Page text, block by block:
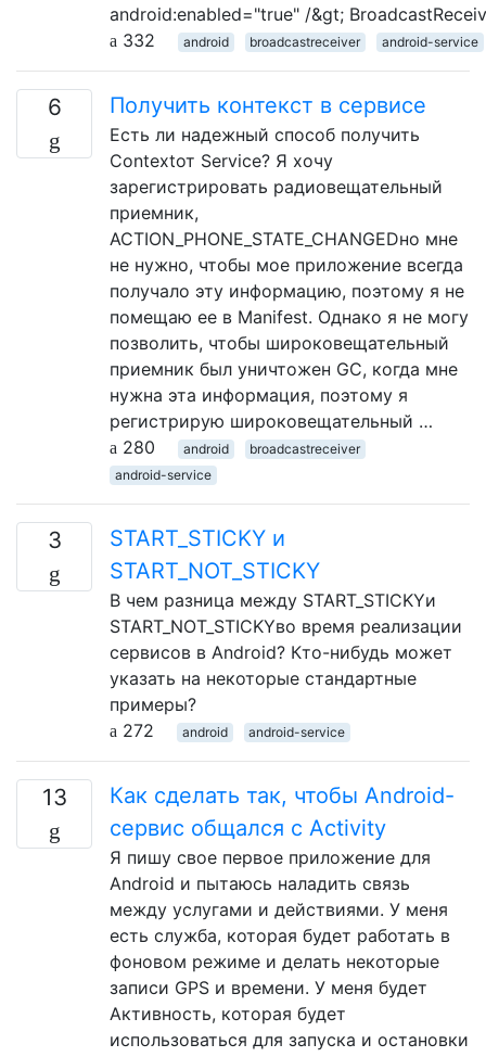
android:enabled="true" /&gt;
332
android broadcastreceiver android-service
6 Получить контекст в сервисе
Есть ли надежный способ получить
Contextот Service? Я хочу
зарегистрировать радиовещательный
приемник,
ACTION_PHONE_STATE_CHANGEDно мне
не нужно, чтобы мое приложение всегда
получало эту информацию, поэтому я не
помещаю ее в Manifest. Однако я не могу
позволить, чтобы широковещательный
приемник был уничтожен GC, когда мне
нужна эта информация, поэтому я
регистрирую широковещательный …
280
android
broadcastreceiver
android-service
3
START_STICKY и
START_NOT_STICKY
В чем разница между START_STICKYи
START_NOT_STICKYво время реализации
сервисов в Android? Кто-нибудь может
указать на некоторые стандартные
примеры?
272
android android-service
13
Как сделать так, чтобы Android-
сервис общался с Activity
Я пишу свое первое приложение для
Android и пытаюсь наладить связь
между услугами и действиями. У меня
есть служба, которая будет работать в
фоновом режиме и делать некоторые
записи GPS и времени. У меня будет
Активность, которая будет
использоваться для запуска и остановки